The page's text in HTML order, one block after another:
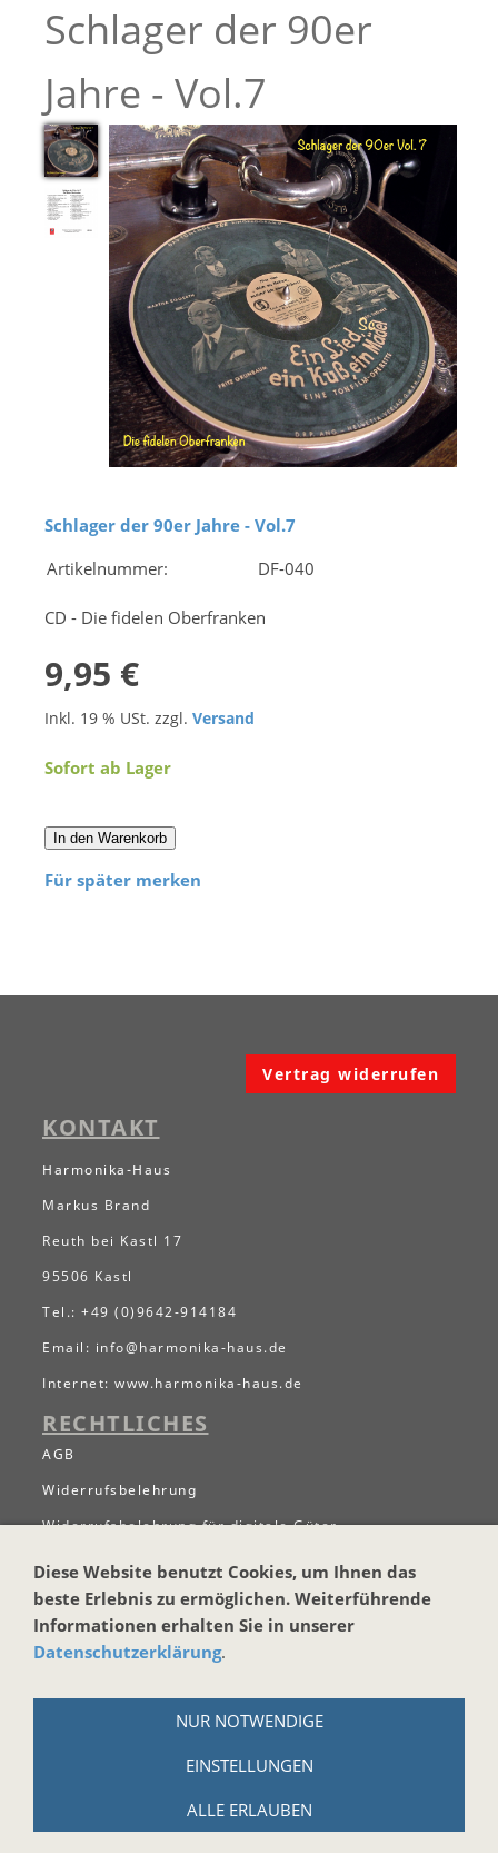
Schlager der 90er
Jahre - Vol.7
Schlager der 90er Jahre - Vol.7
Artikelnummer:
DF-040
CD - Die fidelen Oberfranken
9,95 €
Inkl. 19 % USt. zzgl. Versand
Sofort ab Lager
In den Warenkorb
Für später merken
Vertrag widerrufen
KONTAKT
Harmonika-Haus
Markus Brand
Reuth bei Kastl 17
95506 Kastl
Tel.: +49 (0)9642-914184
Email: info@harmonika-haus.de
Internet: www.harmonika-haus.de
RECHTLICHES
AGB
Widerrufsbelehrung
Widerrufsbelehrung für digitale Güter
Datenschutzerklärung
Zahlungs- und Versandbedingungen
Hinweise zur Batterieentsorgung
Impressum
Newsletter anmelgen
Diese Website benutzt Cookies, um Ihnen das
beste Erlebnis zu ermöglichen. Weiterführende
Informationen erhalten Sie in unserer
Datenschutzerklärung.
NUR NOTWENDIGE
EINSTELLUNGEN
ALLE ERLAUBEN